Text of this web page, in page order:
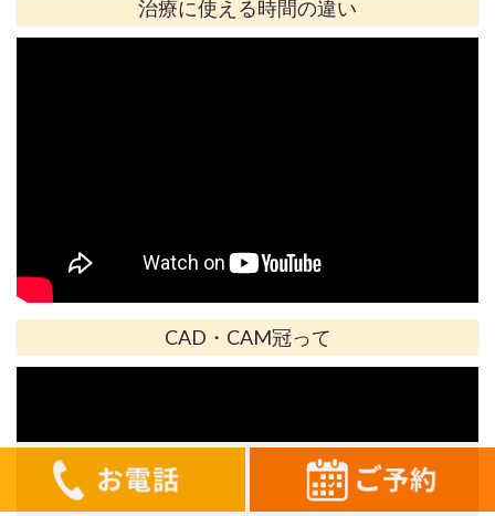
0568-84-2333 お問合せフォーム
ご予約はこちら
治療に使える時間の違い
CAD・CAM冠って